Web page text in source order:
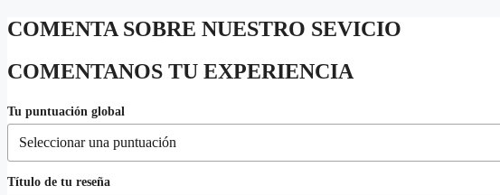
COMENTA SOBRE NUESTRO SEVICIO
COMENTANOS TU EXPERIENCIA
Tu puntuación global
Título de tu reseña